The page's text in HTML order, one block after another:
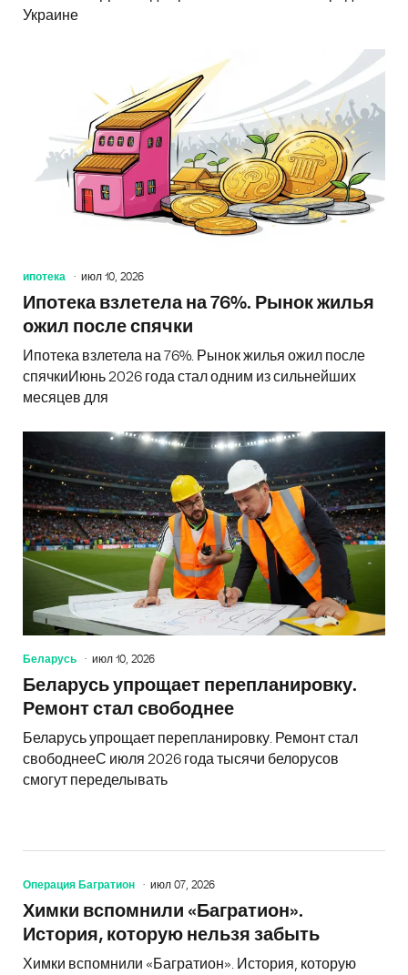
Украине
ипотека июл 10, 2026
Ипотека взлетела на 76%. Рынок жилья
ожил после спячки
Ипотека взлетела на 76%. Рынок жилья ожил после
спячкиИюнь 2026 года стал одним из сильнейших
месяцев для
Беларусь июл 10, 2026
Беларусь упрощает перепланировку.
Ремонт стал свободнее
Беларусь упрощает перепланировку. Ремонт стал
свободнееС июля 2026 года тысячи белорусов
смогут переделывать
Операция Багратион июл 07, 2026
Химки вспомнили «Багратион».
История, которую нельзя забыть
Химки вспомнили «Багратион». История, которую